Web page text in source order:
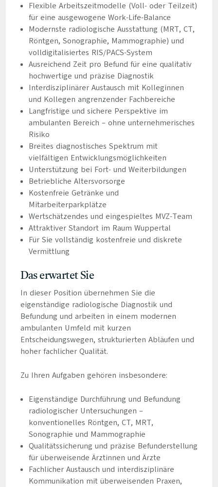
Flexible Arbeitszeitmodelle (Voll- oder Teilzeit)
für eine ausgewogene Work-Life-Balance
Modernste radiologische Ausstattung (MRT, CT,
Röntgen, Sonographie, Mammographie) und
volldigitalisiertes RIS/PACS-System
Ausreichend Zeit pro Befund für eine qualitativ
hochwertige und präzise Diagnostik
Interdisziplinärer Austausch mit Kolleginnen
und Kollegen angrenzender Fachbereiche
Langfristige und sichere Perspektive im
ambulanten Bereich – ohne unternehmerisches
Risiko
Breites diagnostisches Spektrum mit
vielfältigen Entwicklungsmöglichkeiten
Unterstützung bei Fort- und Weiterbildungen
Betriebliche Altersvorsorge
Kostenfreie Getränke und
Mitarbeiterparkplätze
Wertschätzendes und eingespieltes MVZ-Team
Attraktiver Standort im Raum Wuppertal
Für Sie vollständig kostenfreie und diskrete
Vermittlung
Das erwartet Sie
In dieser Position übernehmen Sie die
eigenständige radiologische Diagnostik und
Befundung und arbeiten in einem modernen
ambulanten Umfeld mit kurzen
Entscheidungswegen, strukturierten Abläufen und
hoher fachlicher Qualität.
Zu Ihren Aufgaben gehören insbesondere:
Eigenständige Durchführung und Befundung
radiologischer Untersuchungen –
konventionelles Röntgen, CT, MRT,
Sonographie und Mammographie
Qualitätssicherung und präzise Befunderstellung
für überweisende Ärztinnen und Ärzte
Fachlicher Austausch und interdisziplinäre
Kommunikation mit überweisenden Praxen,